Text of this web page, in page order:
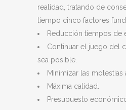
realidad, tratando de
tiempo cinco factores
Reducción tiempos de
Continuar el juego del
sea posible.
Minimizar las molestias
Máxima calidad.
Presupuesto